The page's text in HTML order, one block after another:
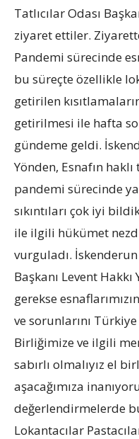
Tatlıcılar Odası
ziyaret ettiler.
Pandemi sürecinde
bu süreçte özellikle
getirilen
getirilmesi ile hafta
gündeme geldi.
Yönden, Esnafın
pandemi sürecinde
sıkıntıları çok iyi
ile ilgili hükümet
vurguladı.
Başkanı Levent
gerekse
ve sorunlarını
Birliğimize ve ilgili
sabırlı olmalıyız el
aşacağımıza
değerlendirmelerde
Lokantacılar